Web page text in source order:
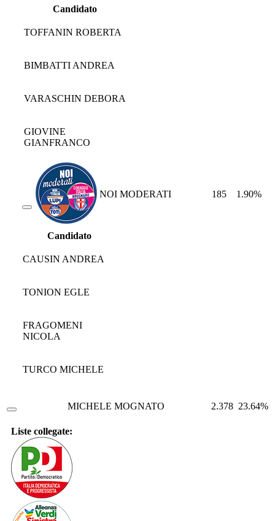
Candidato
TOFFANIN ROBERTA
BIMBATTI ANDREA
VARASCHIN DEBORA
GIOVINE
GIANFRANCO
NOI MODERATI 185 1.90%
Candidato
CAUSIN ANDREA
TONION EGLE
FRAGOMENI
NICOLA
TURCO MICHELE
MICHELE MOGNATO 2.378 23.64%
Liste collegate: